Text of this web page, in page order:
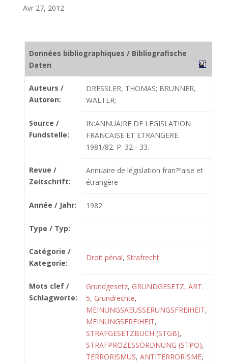
Avr 27, 2012
Données bibliographiques / Bibliografische
Daten
Auteurs /
Autoren:
DRESSLER, THOMAS; BRUNNER,
WALTER;
Source /
Fundstelle:
IN:ANNUAIRE DE LEGISLATION
FRANCAISE ET ETRANGERE.
1981/82. P. 32 - 33.
Revue /
Zeitschrift:
Annuaire de législation fran?ºaise et
étrangère
Année / Jahr: 1982
Type / Typ:
Catégorie /
Kategorie:
Droit pénal, Strafrecht
Mots clef /
Schlagworte:
Grundgesetz, GRUNDGESETZ, ART.
5, Grundrechte,
MEINUNGSAEUSSERUNGSFREIHEIT,
MEINUNGSFREIHEIT,
STRAFGESETZBUCH (STGB),
STRAFPROZESSORDNUNG (STPO),
TERRORISMUS, ANTITERRORISME,